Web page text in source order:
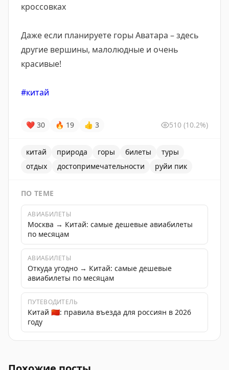
кроссовках
Даже если планируете горы Аватара – здесь
другие вершины, малолюдные и очень
красивые!
#китай
❤ 30 🔥 19 👍 3 510 (10.2%)
китай природа горы билеты
туры
отдых
достопримечательности руйи пик
ПО ТЕМЕ
АВИАБИЛЕТЫ
Москва → Китай: самые дешевые авиабилеты
по месяцам
АВИАБИЛЕТЫ
Откуда угодно → Китай: самые дешевые
авиабилеты по месяцам
ПУТЕВОДИТЕЛЬ
Китай 🇨🇳: правила въезда для россиян в 2026
году